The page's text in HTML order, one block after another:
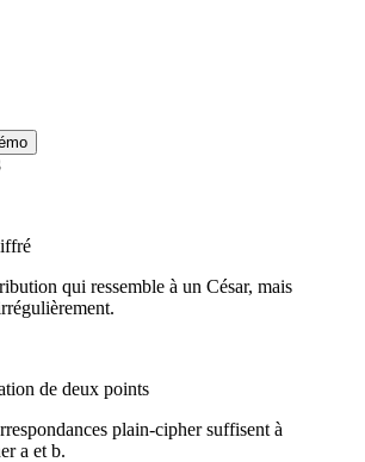
qui ressemble à un César, mais
de deux points
plain-cipher suffisent à
a et b.